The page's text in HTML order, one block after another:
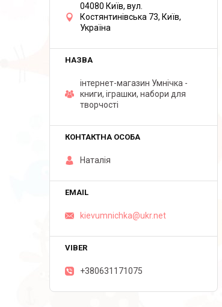
04080 Київ, вул.
Костянтинівська 73, Київ,
Україна
інтернет-магазин Умнічка -
книги, іграшки, набори для
творчості
Наталія
kievumnichka@ukr.net
+380631171075